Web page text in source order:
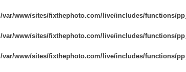
/var/www/sites/fixthephoto.com/live/includes/functions/
/var/www/sites/fixthephoto.com/live/includes/functions/
/var/www/sites/fixthephoto.com/live/includes/functions/